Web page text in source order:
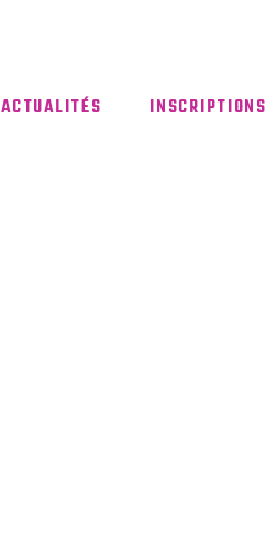
ACTUALITÉS INSCRIPTIONS